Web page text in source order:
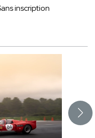
inscription